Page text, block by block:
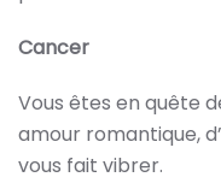
Cancer
Vous êtes en quête
amour romantique,
vous fait vibrer.